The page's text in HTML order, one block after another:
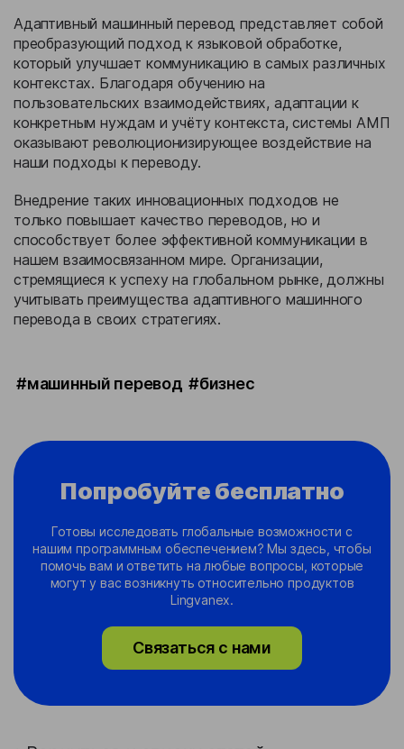
Адаптивный машинный перевод представляет собой
преобразующий подход к языковой обработке,
который улучшает коммуникацию в самых различных
контекстах. Благодаря обучению на
пользовательских взаимодействиях, адаптации к
конкретным нуждам и учёту контекста, системы АМП
оказывают революционизирующее воздействие на
наши подходы к переводу.
Внедрение таких инновационных подходов не
только повышает качество переводов, но и
способствует более эффективной коммуникации в
нашем взаимосвязанном мире. Организации,
стремящиеся к успеху на глобальном рынке, должны
учитывать преимущества адаптивного машинного
перевода в своих стратегиях.
#машинный перевод #бизнес
Попробуйте бесплатно
Готовы исследовать глобальные возможности с
нашим программным обеспечением? Мы здесь, чтобы
помочь вам и ответить на любые вопросы, которые
могут у вас возникнуть относительно продуктов
Lingvanex.
Связаться с нами